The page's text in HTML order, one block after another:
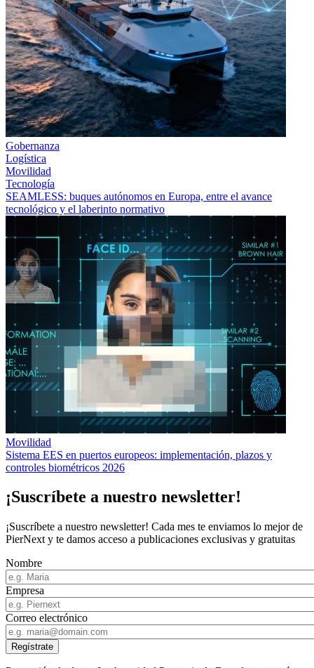
Gobernanza
Logística
Movilidad
Tecnología
SEAMLESS: buques autónomos en Europa, entre el avance
tecnológico y el laberinto normativo
Movilidad
Sistema EES en puertos europeos: implementación, plazos y
controles biométricos 2026
¡Suscríbete a nuestro newsletter!
¡Suscríbete a nuestro newsletter! Cada mes te enviamos lo mejor de
PierNext y te damos acceso a publicaciones exclusivas y gratuitas
Nombre
Empresa
Correo electrónico